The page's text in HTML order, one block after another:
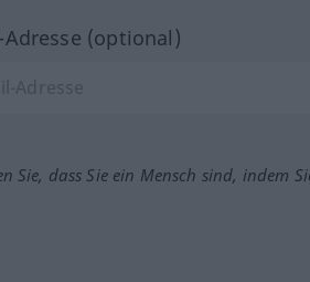
(optional)
Sie, dass Sie ein Mensch sind, indem